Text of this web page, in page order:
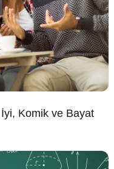
Komik ve Bayat